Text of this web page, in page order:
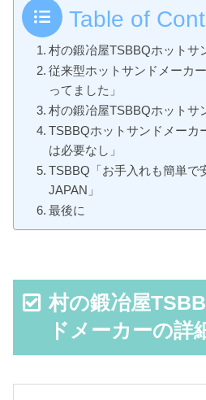
Table of
村の鍛冶屋TSBBQホットサ
従来型ホットサンドメーカ
ってました」
村の鍛冶屋TSBBQホットサ
TSBBQホットサンドメーカ
は必要なし」
TSBBQ「お手入れも簡単で
JAPAN」
最後に
村の鍛冶屋
ドメーカーの詳